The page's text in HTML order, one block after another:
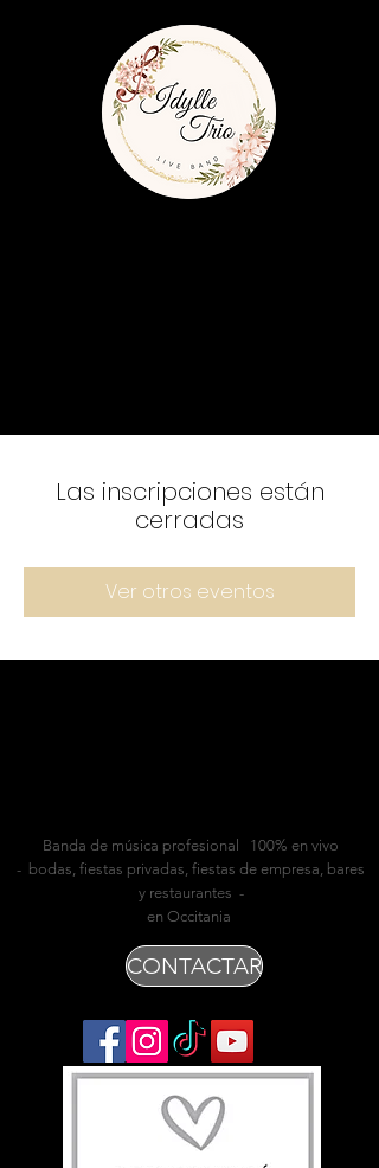
Las inscripciones están
cerradas
Ver otros eventos
Banda de música profesional 100% en vivo
- bodas, fiestas privadas, fiestas de empresa, bares
y restaurantes -
en Occitania
CONTACTAR